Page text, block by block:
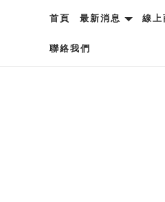
首頁 最新消息 線
聯絡我們